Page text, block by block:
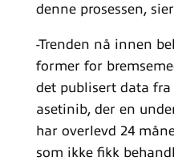
denne prosessen,
-Trenden nå innen
former for
det publisert data
asetinib, der en
har overlevd 24
som ikke fikk